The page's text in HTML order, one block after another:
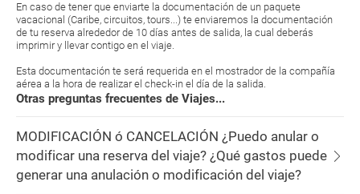
En caso de tener que enviarte la documentación de un paquete
vacacional (Caribe, circuitos, tours...) te enviaremos la documentación
de tu reserva alrededor de 10 días antes de salida, la cual deberás
imprimir y llevar contigo en el viaje.
Esta documentación te será requerida en el mostrador de la compañía
aérea a la hora de realizar el check-in el día de la salida.
Otras preguntas frecuentes de Viajes...
MODIFICACIÓN ó CANCELACIÓN ¿Puedo anular o
modificar una reserva del viaje? ¿Qué gastos puede
generar una anulación o modificación del viaje?